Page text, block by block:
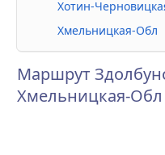
Хотин-
Хмельницкая-Обл
Маршрут
Хмельницкая-Обл